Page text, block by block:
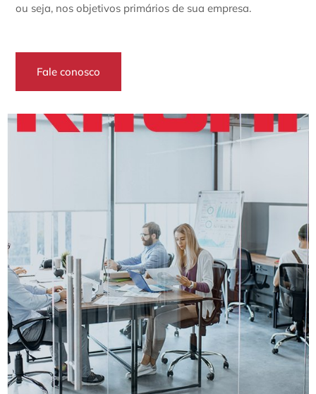
ou seja, nos objetivos primários de sua empresa.
Fale conosco